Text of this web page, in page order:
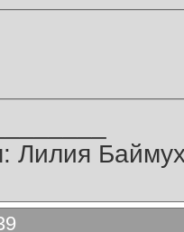
Лилия